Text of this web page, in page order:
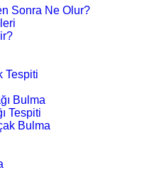
Sonra Ne Olur?
Tespiti
Bulma
Tespiti
Bulma